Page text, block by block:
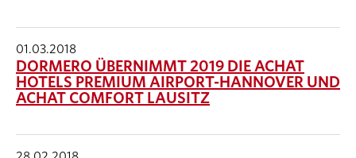
01.03.2018
DORMERO ÜBERNIMMT 2019 DIE ACHAT
HOTELS PREMIUM AIRPORT-HANNOVER UND
ACHAT COMFORT LAUSITZ